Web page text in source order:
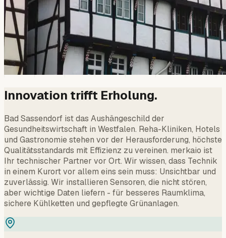
Innovation trifft Erholung.
Bad Sassendorf ist das Aushängeschild der
Gesundheitswirtschaft in Westfalen. Reha-Kliniken, Hotels
und Gastronomie stehen vor der Herausforderung, höchste
Qualitätsstandards mit Effizienz zu vereinen. merkaio ist
Ihr technischer Partner vor Ort. Wir wissen, dass Technik
in einem Kurort vor allem eins sein muss: Unsichtbar und
zuverlässig. Wir installieren Sensoren, die nicht stören,
aber wichtige Daten liefern - für besseres Raumklima,
sichere Kühlketten und gepflegte Grünanlagen.